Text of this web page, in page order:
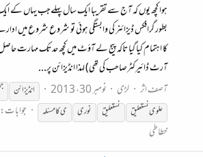
ہوا کچھ یوں کہ آج سے تقریبا ایک سال پہلےجب یہاں
بطور گرافکس ڈیزائنر کی وابستگی ہوئی تو شروع شروع میں
کا اہتمام کیا گیا تاکہ پیج لے آؤٹ میں کچھ حد تک مہارت
آرٹ ڈائیرکٹرصاحب کی تھی) لہذا انڈیزائن پر...
آصف اثر لڑی نومبر 30، 2013 انڈیزائن
علوینستعلیق نستعلیق نوری ی کا مسئلہ جوابات: 26
خطاطی